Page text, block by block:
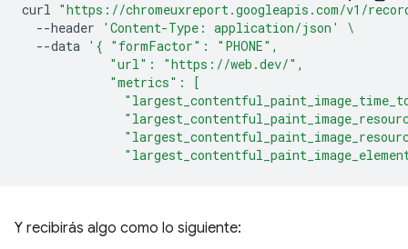
curl "https://chromeuxreport.googleapis.com/v1/
--header
'Content-Type: application/json'
\
--data '{ "formFactor": "PHONE",
            "url": "https://web.dev/",
            "metrics": [
Y recibirás algo como lo siguiente: